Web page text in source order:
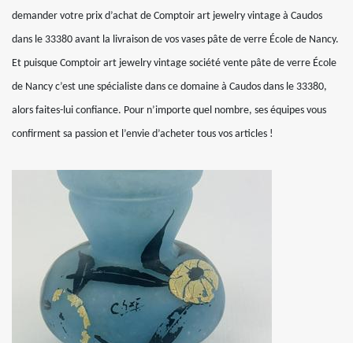
demander votre prix d’achat de Comptoir art jewelry vintage à Caudos
dans le 33380 avant la livraison de vos vases pâte de verre École de Nancy.
Et puisque Comptoir art jewelry vintage société vente pâte de verre École
de Nancy c’est une spécialiste dans ce domaine à Caudos dans le 33380,
alors faites-lui confiance. Pour n’importe quel nombre, ses équipes vous
confirment sa passion et l’envie d’acheter tous vos articles !